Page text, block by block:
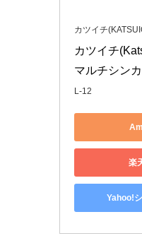
カツイチ
カツイチ
マルチシン
L-12
楽
Yahoo!